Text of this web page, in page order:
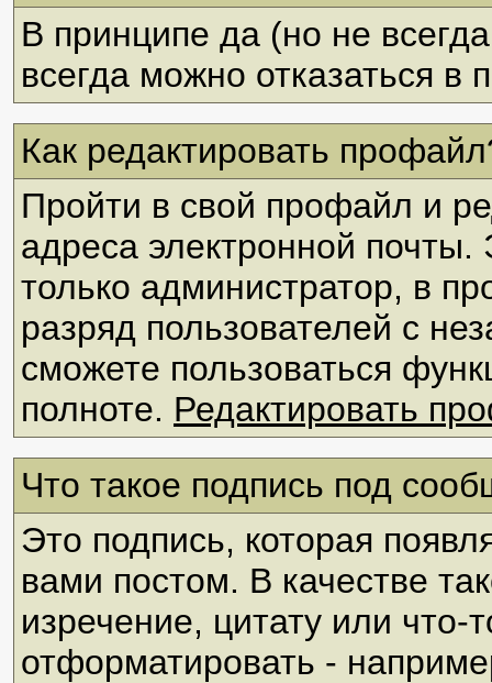
В принципе да (но не
всегда можно отказаться в
Как редактировать
Пройти в свой профайл и
адреса электронной
только администратор, в
разряд пользователей с
сможете пользоваться
полноте. Редактировать
Что такое подпись под
Это подпись, которая
вами постом. В качестве
изречение, цитату или
отформатировать -